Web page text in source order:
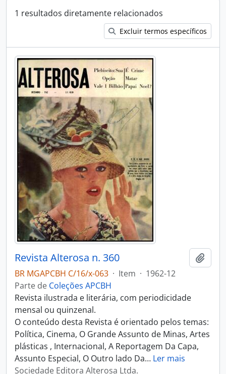
1 resultados diretamente relacionados
Excluir termos específicos
Revista Alterosa n. 360
BR MGAPCBH C/16/x-063 · Item · 1962-12
Parte de Coleções APCBH
Revista ilustrada e literária, com periodicidade
mensal ou quinzenal.
O conteúdo desta Revista é orientado pelos temas:
Política, Cinema, O Grande Assunto de Minas, Artes
plásticas , Internacional, A Reportagem Da Capa,
Assunto Especial, O Outro lado Da… Ler mais
Sociedade Editora Alterosa Ltda.